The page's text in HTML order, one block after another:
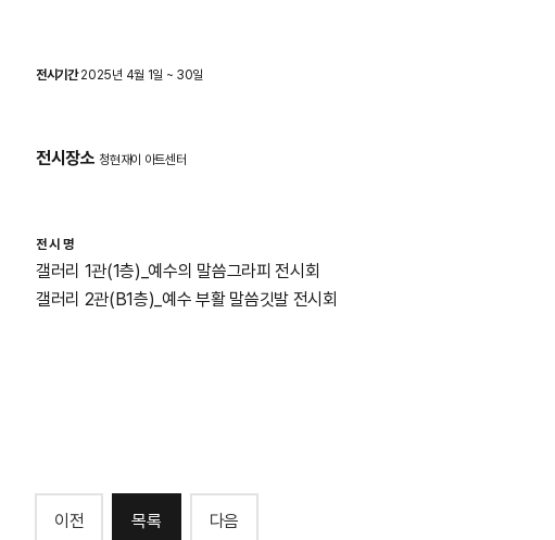
전시기간 2025년 4월 1일 ~ 30일
전시장소 청현재이 아트센터
전 시 명
갤러리 1관(1층)_예수의 말씀그라피 전시회
갤러리 2관(B1층)_예수 부활 말씀깃발 전시회
이전 목록 다음